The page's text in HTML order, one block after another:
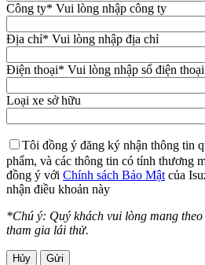
Công ty* Vui lòng nhập công ty
Địa chỉ* Vui lòng nhập địa chỉ
Điện thoại* Vui lòng nhập số điện thoại
Loại xe sở hữu
Tôi đồng ý đăng ký nhận thông tin
phẩm, và các thông tin có tính thương
đồng ý với Chính sách Bảo Mật của
nhận điều khoản này
*Chú ý: Quý khách vui lòng mang
tham gia lái thử.
Hủy